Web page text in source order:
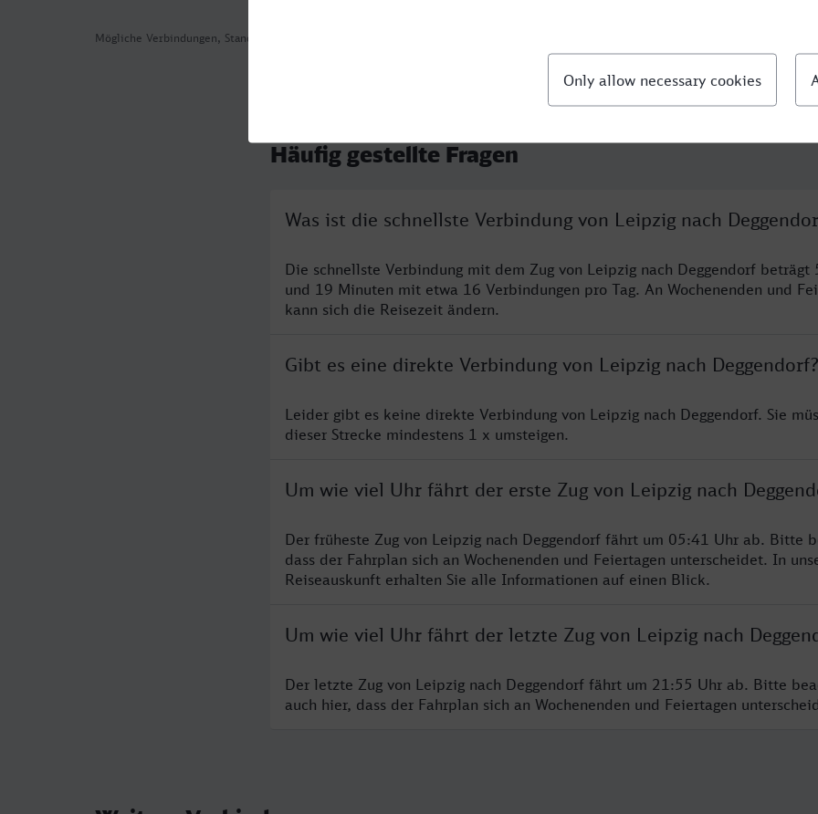
Mögliche Verbindungen, Stand: 2026-08-07 01:32
Häufig gestellte Fragen
Was ist die schnellste Verbindung von Leipzig nach
Die schnellste Verbindung mit dem Zug von Leipzig nach Deggendorf beträgt
und 19 Minuten mit etwa 16 Verbindungen pro Tag. An Wochenenden und
kann sich die Reisezeit ändern.
Gibt es eine direkte Verbindung von Leipzig nach Deggendorf?
Leider gibt es keine direkte Verbindung von Leipzig nach Deggendorf. Sie
dieser Strecke mindestens 1 x umsteigen.
Um wie viel Uhr fährt der erste Zug von Leipzig nach
Der früheste Zug von Leipzig nach Deggendorf fährt um 05:41 Uhr ab. Bitte
dass der Fahrplan sich an Wochenenden und Feiertagen unterscheidet. In
Reiseauskunft erhalten Sie alle Informationen auf einen Blick.
Um wie viel Uhr fährt der letzte Zug von Leipzig nach
Der letzte Zug von Leipzig nach Deggendorf fährt um 21:55 Uhr ab. Bitte
auch hier, dass der Fahrplan sich an Wochenenden und Feiertagen